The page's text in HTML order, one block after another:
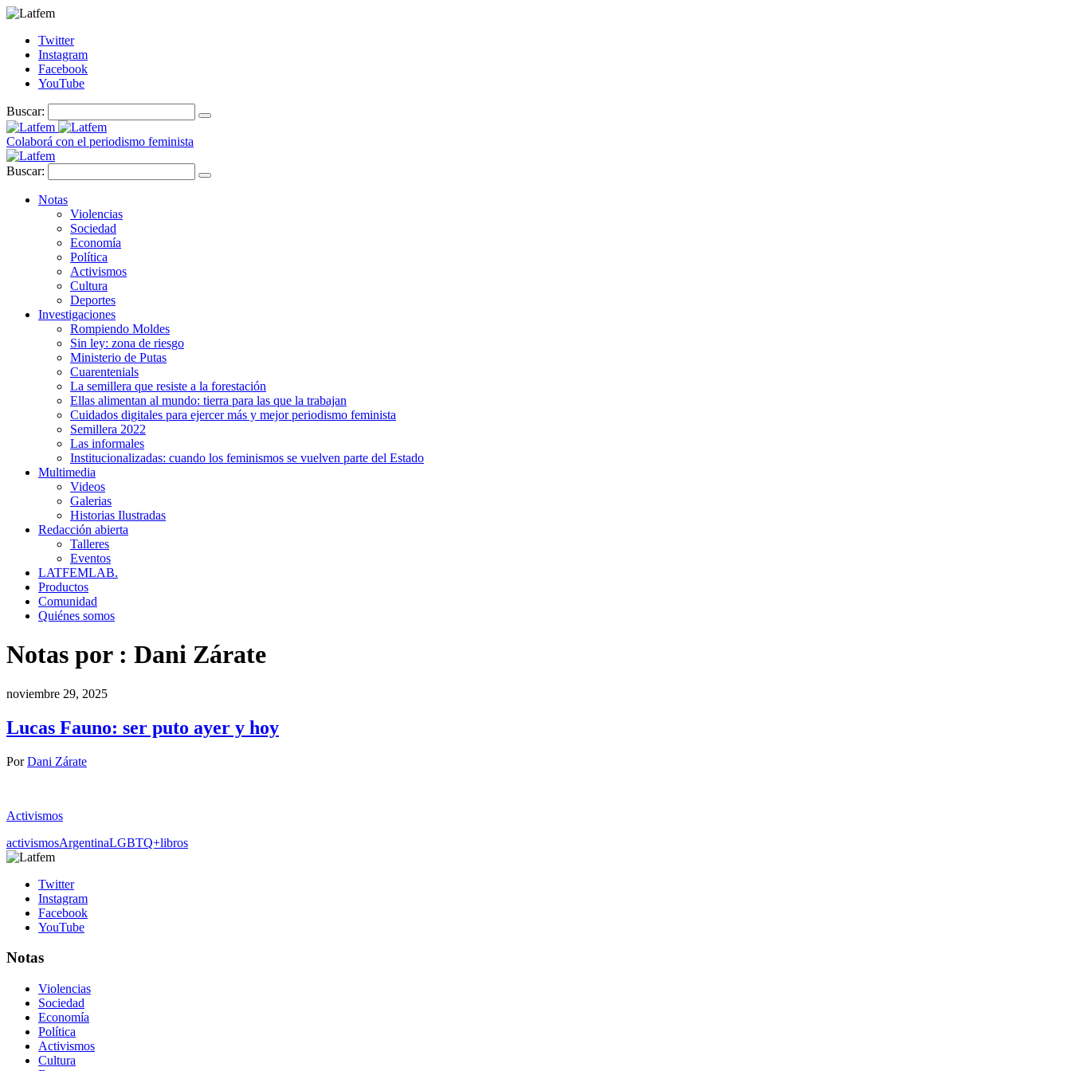
Twitter
Instagram
Facebook
YouTube
Buscar:
Colaborá con el periodismo feminista
Buscar:
Notas
Violencias
Sociedad
Economía
Política
Activismos
Cultura
Deportes
Investigaciones
Rompiendo Moldes
Sin ley: zona de riesgo
Ministerio de Putas
Cuarentenials
La semillera que resiste a la forestación
Ellas alimentan al mundo: tierra para las que la trabajan
Cuidados digitales para ejercer más y mejor periodismo feminista
Semillera 2022
Las informales
Institucionalizadas: cuando los feminismos se vuelven parte del Estado
Multimedia
Videos
Galerias
Historias Ilustradas
Redacción abierta
Talleres
Eventos
LATFEMLAB.
Productos
Comunidad
Quiénes somos
Notas por : Dani Zárate
noviembre 29, 2025
Lucas Fauno: ser puto ayer y hoy
PorDani Zárate
Activismos
activismosArgentinaLGBTQ+libros
Twitter
Instagram
Facebook
YouTube
Notas
Violencias
Sociedad
Economía
Política
Activismos
Cultura